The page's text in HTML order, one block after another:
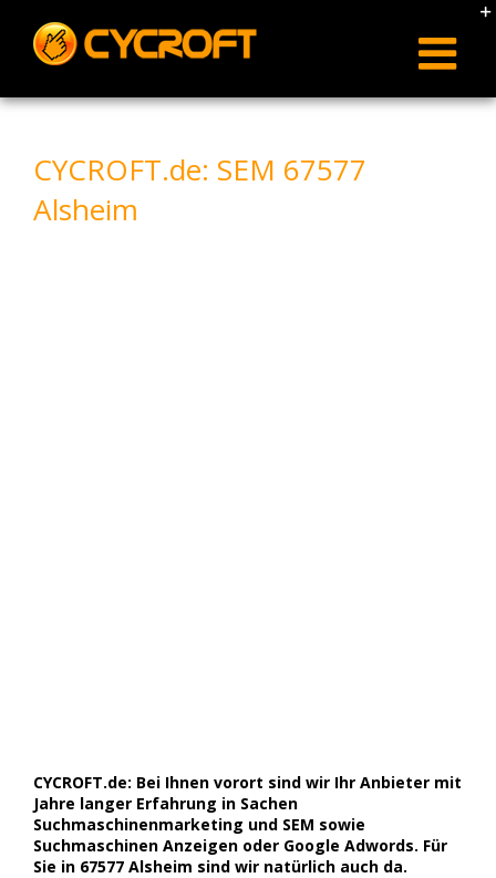
content
CYCROFT.de: SEM 67577
Alsheim
CYCROFT.de: Bei Ihnen vorort sind wir Ihr Anbieter mit
Jahre langer Erfahrung in Sachen
Suchmaschinenmarketing und SEM sowie
Suchmaschinen Anzeigen oder Google Adwords. Für
Sie in 67577 Alsheim sind wir natürlich auch da.